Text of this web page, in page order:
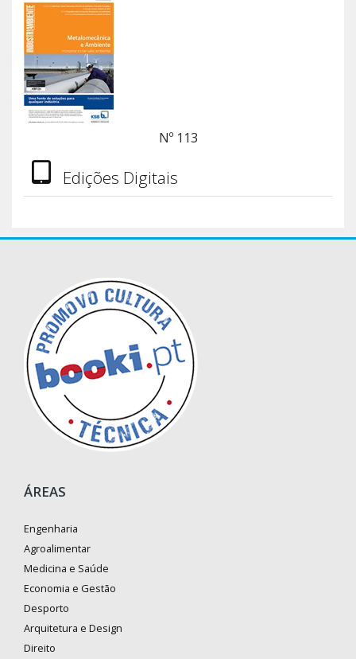
Nº 113
Edições Digitais
ÁREAS
Engenharia
Agroalimentar
Medicina e Saúde
Economia e Gestão
Desporto
Arquitetura e Design
Direito